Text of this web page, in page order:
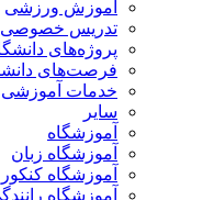
آموزش ورزشی
تدریس خصوصی
پروژه‌های دانشگاهی
فرصت‌های دانشجویی
خدمات آموزشی
سایر
آموزشگاه
آموزشگاه زبان
آموزشگاه کنکور
آموزشگاه رانندگی